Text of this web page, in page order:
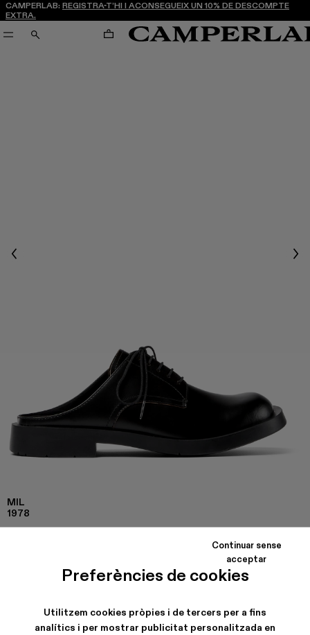
Preferències de cookies
Utilitzem cookies pròpies i de tercers per a fins
analítics i per mostrar publicitat personalitzada en
Continuar sense
acceptar
CAMPERLAB: REGISTRA-T’HI I ACONSEGUEIX UN 10% DE DESCOMPTE
EXTRA.
CERCA CARRO
Previous
MIL
1978
Esclop de pell de color negre amb sola de cautxú.